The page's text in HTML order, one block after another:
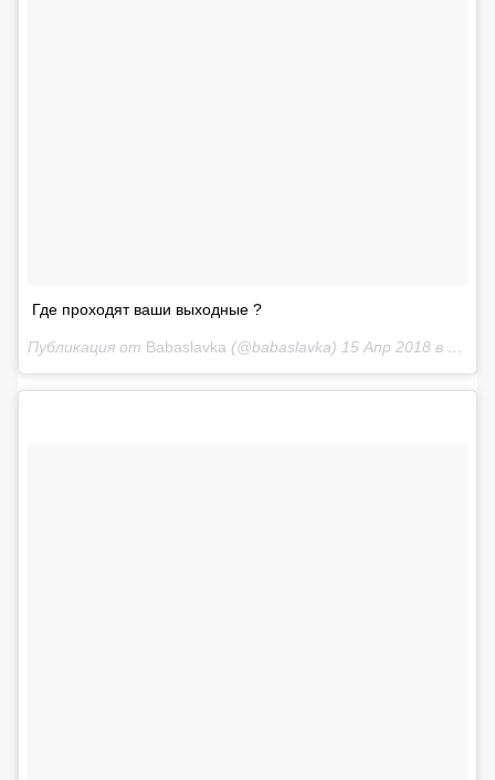
Где проходят ваши выходные ?
Публикация от Babaslavka (@babaslavka) 15 Апр 2018 в 8:35 PDT